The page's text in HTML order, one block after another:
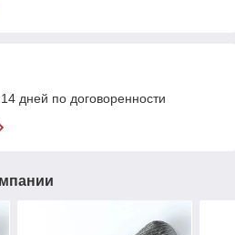
дней по договоренности